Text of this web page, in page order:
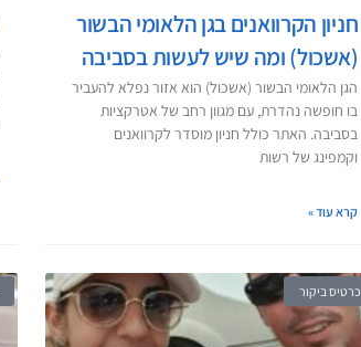
חניון הקרוואנים בגן הלאומי הבשור
(אשכול) ומה שיש לעשות בסביבה
הגן הלאומי הבשור (אשכול) הוא אזור נפלא להעביר
בו חופשה נהדרת, עם מגוון רחב של אטרקציות
בסביבה. האתר כולל חניון מוסדר לקרוואנים
וקמפינג של רשות
קרא עוד »
כרטיס ביקור